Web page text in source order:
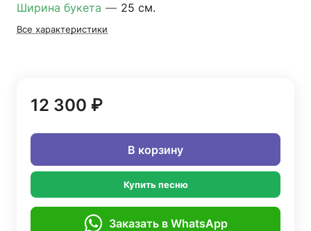
Ширина букета — 25 см.
Все характеристики
12 300 ₽
В корзину
Купить песню
Заказать в WhatsApp